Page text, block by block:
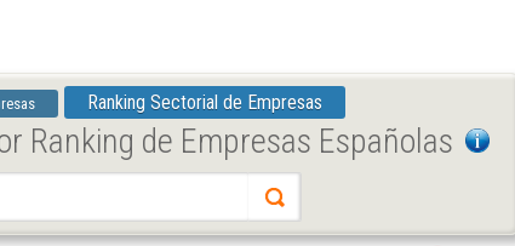
Ranking Sectorial de Empresas
Ranking de Empresas Españolas